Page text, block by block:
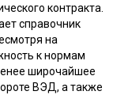
контракта.
справочник
на
к нормам
широчайшее
ВЭД, а также